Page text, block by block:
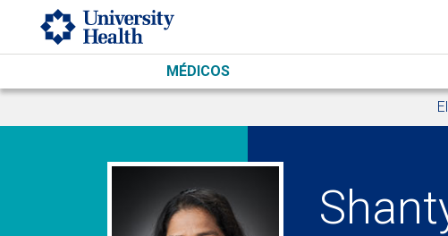
Skip to main content
MÉDICOS